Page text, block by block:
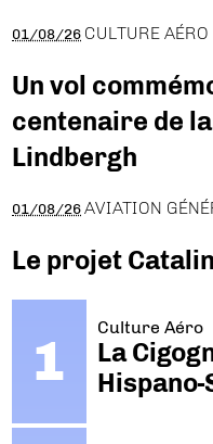
01/08/26 CULTURE AÉRO
Un vol
centenaire de
Lindbergh
01/08/26 AVIATION
Le projet
Culture Aéro
La
Hispano-